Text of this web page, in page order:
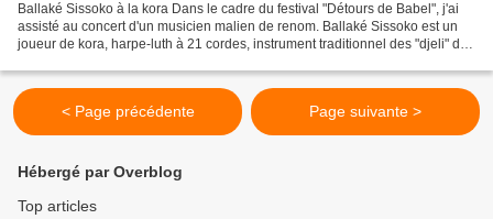
Ballaké Sissoko à la kora Dans le cadre du festival "Détours de Babel", j'ai
assisté au concert d'un musicien malien de renom. Ballaké Sissoko est un
joueur de kora, harpe-luth à 21 cordes, instrument traditionnel des "djeli" de
< Page précédente Page suivante >
Hébergé par Overblog
Top articles